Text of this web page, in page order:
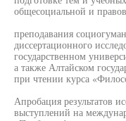
общесоциальной и
преподавания
диссертационного
государственном
а также Алтайском
при чтении курса
Апробация результатов
выступлений на